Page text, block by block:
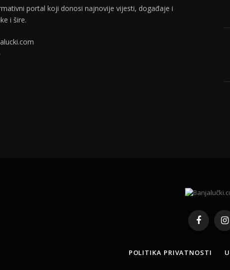
portal koji donosi najnovije vijesti, događaje i
i šire.
Facebook
POLITIKA PRIVATNOSTI